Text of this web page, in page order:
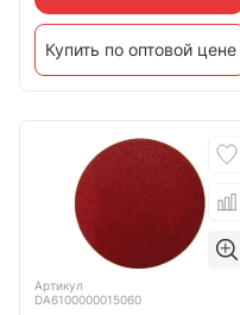
Купить по оптовой цене
Артикул
DA6100000015060